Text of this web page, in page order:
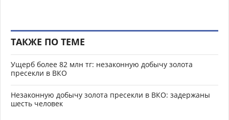
ТАКЖЕ ПО ТЕМЕ
Ущерб более 82 млн тг: незаконную добычу золота
пресекли в ВКО
Незаконную добычу золота пресекли в ВКО: задержаны
шесть человек